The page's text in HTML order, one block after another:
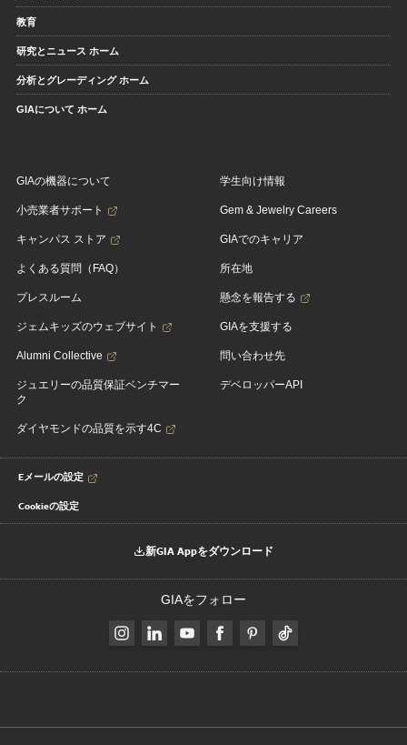
教育
研究とニュース ホーム
分析とグレーディング ホーム
GIAについて ホーム
GIAの機器について
小売業者サポート
キャンパス ストア
よくある質問（FAQ）
プレスルーム
ジェムキッズのウェブサイト
Alumni Collective
ジュエリーの品質保証ベンチマー
ク
ダイヤモンドの品質を示す4C
学生向け情報
Gem & Jewelry Careers
GIAでのキャリア
所在地
懸念を報告する
GIAを支援する
問い合わせ先
デベロッパーAPI
Eメールの設定
Cookieの設定
新GIA Appをダウンロード
GIAをフォロー